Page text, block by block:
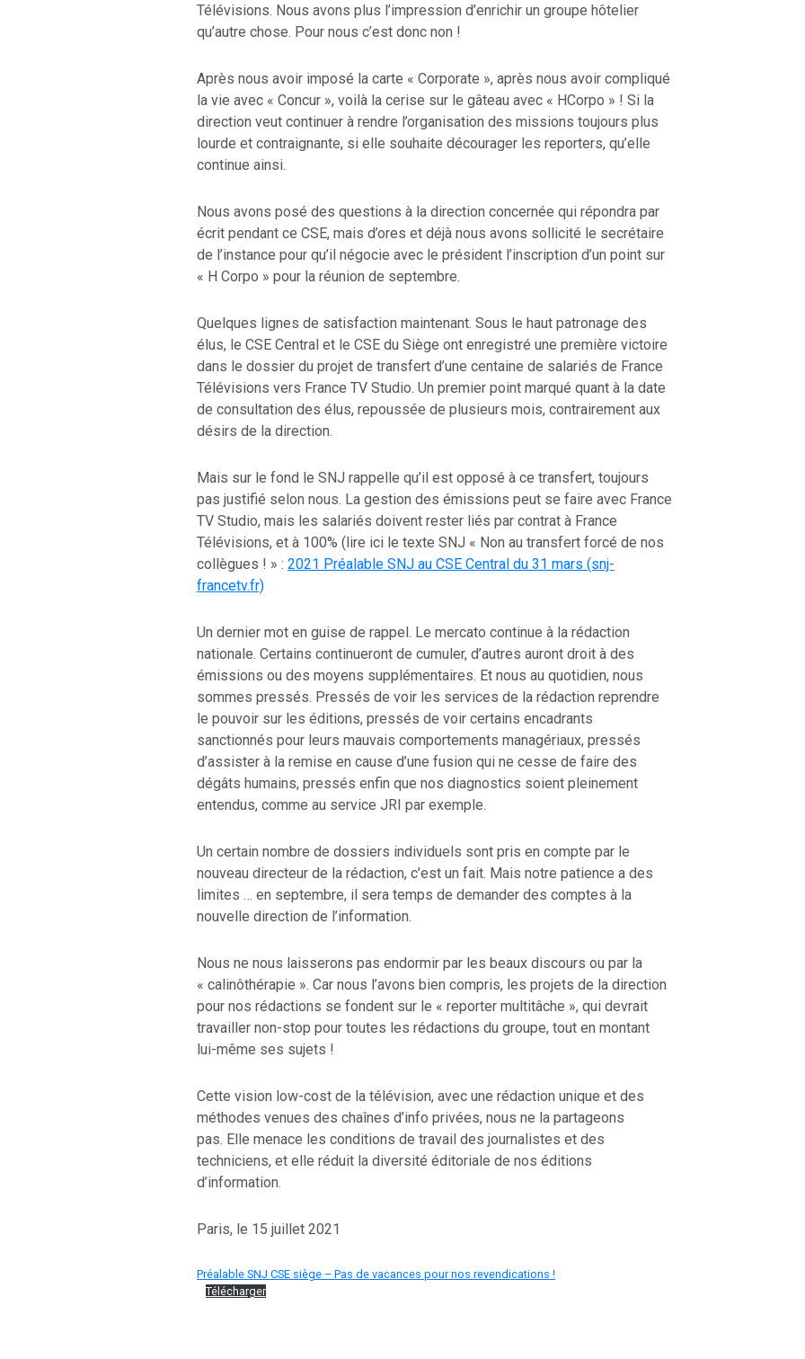
Télévisions. Nous avons plus l’impression d’enrichir un groupe hôtelier
qu’autre chose. Pour nous c’est donc non !
Après nous avoir imposé la carte « Corporate », après nous avoir compliqué
la vie avec « Concur », voilà la cerise sur le gâteau avec « HCorpo » ! Si la
direction veut continuer à rendre l’organisation des missions toujours plus
lourde et contraignante, si elle souhaite décourager les reporters, qu’elle
continue ainsi.
Nous avons posé des questions à la direction concernée qui répondra par
écrit pendant ce CSE, mais d’ores et déjà nous avons sollicité le secrétaire
de l’instance pour qu’il négocie avec le président l’inscription d’un point sur
« H Corpo » pour la réunion de septembre.
Quelques lignes de satisfaction maintenant. Sous le haut patronage des
élus, le CSE Central et le CSE du Siège ont enregistré une première victoire
dans le dossier du projet de transfert d’une centaine de salariés de France
Télévisions vers France TV Studio. Un premier point marqué quant à la date
de consultation des élus, repoussée de plusieurs mois, contrairement aux
désirs de la direction.
Mais sur le fond le SNJ rappelle qu’il est opposé à ce transfert, toujours
pas justifié selon nous. La gestion des émissions peut se faire avec France
TV Studio, mais les salariés doivent rester liés par contrat à France
Télévisions, et à 100% (lire ici le texte SNJ « Non au transfert forcé de nos
collègues ! » : 2021 Préalable SNJ au CSE Central du 31 mars (snj-
francetv.fr)
Un dernier mot en guise de rappel. Le mercato continue à la rédaction
nationale. Certains continueront de cumuler, d’autres auront droit à des
émissions ou des moyens supplémentaires. Et nous au quotidien, nous
sommes pressés. Pressés de voir les services de la rédaction reprendre
le pouvoir sur les éditions, pressés de voir certains encadrants
sanctionnés pour leurs mauvais comportements managériaux, pressés
d’assister à la remise en cause d’une fusion qui ne cesse de faire des
dégâts humains, pressés enfin que nos diagnostics soient pleinement
entendus, comme au service JRI par exemple.
Un certain nombre de dossiers individuels sont pris en compte par le
nouveau directeur de la rédaction, c’est un fait. Mais notre patience a des
limites … en septembre, il sera temps de demander des comptes à la
nouvelle direction de l’information.
Nous ne nous laisserons pas endormir par les beaux discours ou par la
« calinôthérapie ». Car nous l’avons bien compris, les projets de la direction
pour nos rédactions se fondent sur le « reporter multitâche », qui devrait
travailler non-stop pour toutes les rédactions du groupe, tout en montant
lui-même ses sujets !
Cette vision low-cost de la télévision, avec une rédaction unique et des
méthodes venues des chaînes d’info privées, nous ne la partageons
pas. Elle menace les conditions de travail des journalistes et des
techniciens, et elle réduit la diversité éditoriale de nos éditions
d’information.
Paris, le 15 juillet 2021
Préalable SNJ CSE siège – Pas de vacances pour nos revendications !
Télécharger